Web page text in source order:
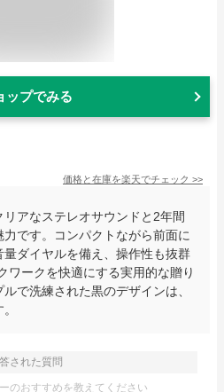
ップでみる
価格と在庫を楽天でチェック >>
アなステレオサウンドと2年間
です。コンパクトながら前面に
ダイヤルを備え、操作性も抜群
ワークを快適にする実用的な贈り
で洗練された黒のデザインは、
された質問
のおすすめを教えてください